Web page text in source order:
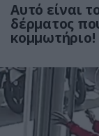
Αυτό είναι
δέρματος
κομμωτήριο!